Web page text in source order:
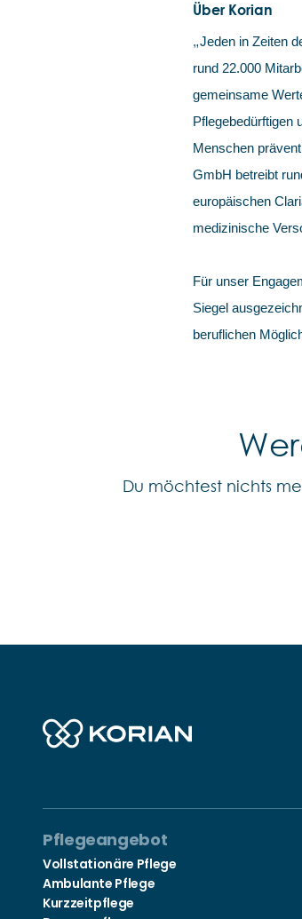
Über Korian
„Jeden in Zeiten
rund 22.000
gemeinsame
Pflegebedürftigen
Menschen
GmbH betreibt
europäischen
medizinische
Für unser
Siegel
beruflichen
Du möchtest nichts
Pflegeangebot
Vollstationäre Pflege
Ambulante Pflege
Kurzzeitpflege